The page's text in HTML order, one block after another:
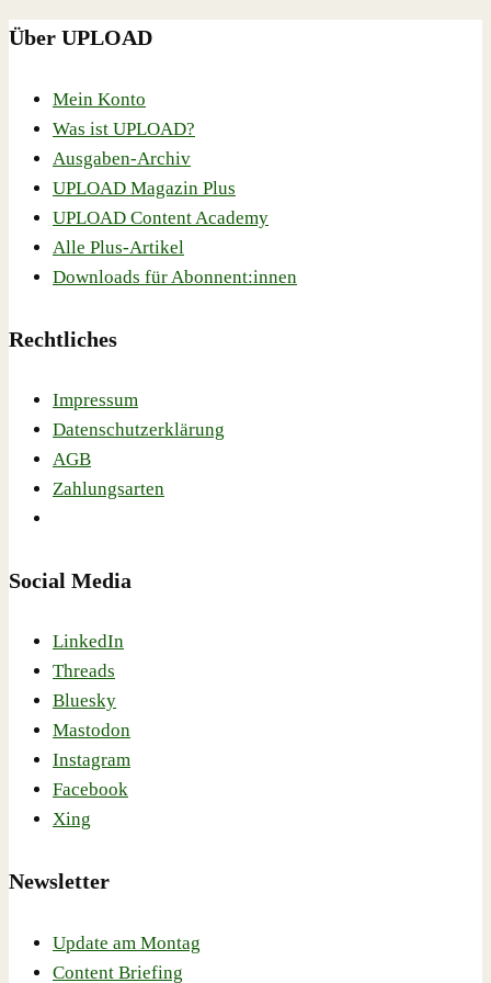
Über UPLOAD
Mein Konto
Was ist UPLOAD?
Ausgaben-Archiv
UPLOAD Magazin Plus
UPLOAD Content Academy
Alle Plus-Artikel
Downloads für Abonnent:innen
Rechtliches
Impressum
Datenschutzerklärung
AGB
Zahlungsarten
Social Media
LinkedIn
Threads
Bluesky
Mastodon
Instagram
Facebook
Xing
Newsletter
Update am Montag
Content Briefing